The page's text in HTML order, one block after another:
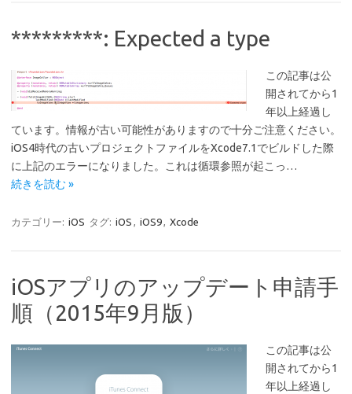
*********: Expected a type
この記事は公
開されてから1
年以上経過し
ています。情報が古い可能性がありますので十分ご注意ください。
iOS4時代の古いプロジェクトファイルをXcode7.1でビルドした際
に上記のエラーになりました。これは循環参照が起こっ…
続きを読む »
カテゴリー: iOS タグ: iOS , iOS9, Xcode
iOSアプリのアップデート申請手
順（2015年9月版）
この記事は公
開されてから1
年以上経過し